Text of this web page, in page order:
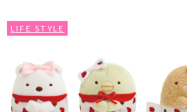
LIFE STYLE